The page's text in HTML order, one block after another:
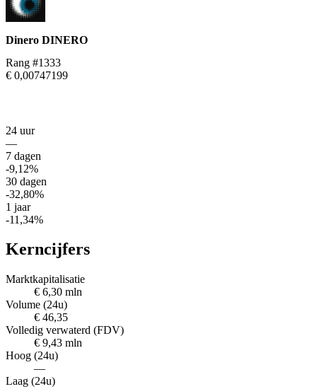
Dinero DINERO
Rang #1333
€ 0,00747199
24 uur
—
7 dagen
-9,12%
30 dagen
-32,80%
1 jaar
-11,34%
Kerncijfers
Marktkapitalisatie
€ 6,30 mln
Volume (24u)
€ 46,35
Volledig verwaterd (FDV)
€ 9,43 mln
Hoog (24u)
—
Laag (24u)